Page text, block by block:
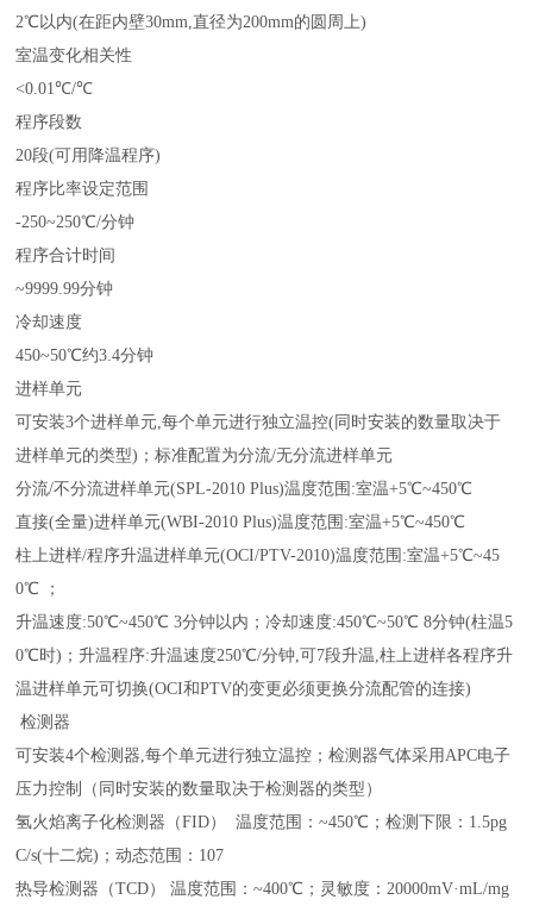
2℃以内(在距内壁30mm,直径为200mm的圆周上)
室温变化相关性
<0.01℃/℃
程序段数
20段(可用降温程序)
程序比率设定范围
-250~250℃/分钟
程序合计时间
~9999.99分钟
冷却速度
450~50℃约3.4分钟
进样单元
可安装3个进样单元,每个单元进行独立温控(同时安装的数量取决于
进样单元的类型)；标准配置为分流/无分流进样单元
分流/不分流进样单元(SPL-2010 Plus)温度范围:室温+5℃~450℃
直接(全量)进样单元(WBI-2010 Plus)温度范围:室温+5℃~450℃
柱上进样/程序升温进样单元(OCI/PTV-2010)温度范围:室温+5℃~45
0℃ ；
升温速度:50℃~450℃ 3分钟以内；冷却速度:450℃~50℃ 8分钟(柱温5
0℃时)；升温程序:升温速度250℃/分钟,可7段升温,柱上进样各程序升
温进样单元可切换(OCI和PTV的变更必须更换分流配管的连接)
检测器
可安装4个检测器,每个单元进行独立温控；检测器气体采用APC电子
压力控制（同时安装的数量取决于检测器的类型）
氢火焰离子化检测器（FID） 温度范围：~450℃；检测下限：1.5pg
C/s(十二烷)；动态范围：107
热导检测器（TCD） 温度范围：~400℃；灵敏度：20000mV·mL/mg